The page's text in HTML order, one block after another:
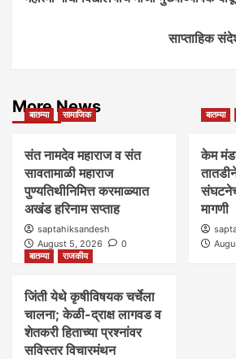
Navigation
साप्ताहिक
More News
बातम्या सामाजिक
संत नामदेव महाराज व संत
सावतामाळी महाराज
पुण्यतिथीनिमित्त करमाळ्यात
अखंड हरिनाम सप्ताह
saptahiksandesh
August 5, 2026
0
बातम्या
केम
मागणी
बातम्या
राजकीय
जिंती येथे कृषीविषयक चर्चेला
चालना; केळी-द्राक्ष लागवड व
शेतकरी हिताच्या प्रश्नांवर
सविस्तर विचारमंथन